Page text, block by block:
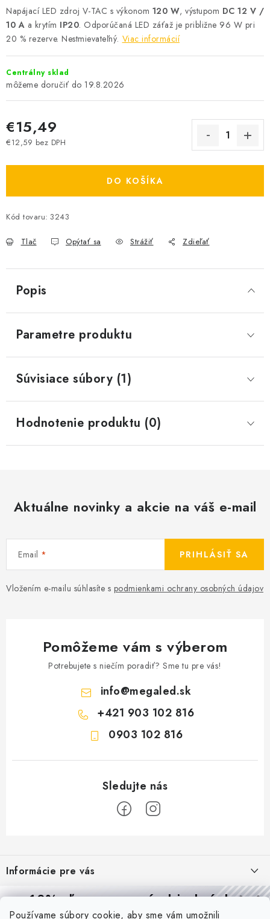
Používame súbory cookie, aby sme vám umožnili
Reklamácie a formulár na odstúpenie od zmluvy
Podmienky ochrany osobných údajov
Zľavy pre profíkov
Hodnotenie obchodu
Napájací LED zdroj V-TAC s výkonom 120 W, výstupom DC 12 V /
10 A a krytím IP20. Odporúčaná LED záťaž je približne 96 W pri
20 % rezerve. Nestmievateľný. Viac informácií
Centrálny sklad
19.8.2026
€15,49
€12,59 bez DPH
DO KOŠÍKA
Kód tovaru: 3243
Tlač Opýtať sa Strážiť Zdieľať
Popis
Parametre produktu
Súvisiace súbory (1)
Hodnotenie produktu (0)
Aktuálne novinky a akcie na váš e-mail
Email
Vložením e-mailu súhlasíte s podmienkami ochrany osobných údajov
PRIHLÁSIŤ SA
Pomôžeme vám s výberom
Potrebujete s niečím poradiť? Sme tu pre vás!
info@megaled.sk
+421 903 102 816
0903 102 816
p
ä
Informácie pre vás
Reklamácie a formulár na odstúpenie od zmluvy
10% zľavana prvú objednávku